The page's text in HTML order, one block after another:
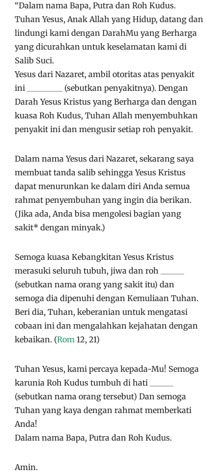
“Dalam nama Bapa, Putra dan Roh Kudus.
Tuhan Yesus, Anak Allah yang Hidup, datang dan
lindungi kami dengan DarahMu yang Berharga
yang dicurahkan untuk keselamatan kami di
Salib Suci.
Yesus dari Nazaret, ambil otoritas atas penyakit
ini _________ (sebutkan penyakitnya). Dengan
Darah Yesus Kristus yang Berharga dan dengan
kuasa Roh Kudus, Tuhan Allah menyembuhkan
penyakit ini dan mengusir setiap roh penyakit.
Dalam nama Yesus dari Nazaret, sekarang saya
membuat tanda salib sehingga Yesus Kristus
dapat menurunkan ke dalam diri Anda semua
rahmat penyembuhan yang ingin dia berikan.
(Jika ada, Anda bisa mengolesi bagian yang
sakit* dengan minyak.)
Semoga kuasa Kebangkitan Yesus Kristus
merasuki seluruh tubuh, jiwa dan roh ______
(sebutkan nama orang yang sakit itu) dan
semoga dia dipenuhi dengan Kemuliaan Tuhan.
Beri dia, Tuhan, keberanian untuk mengatasi
cobaan ini dan mengalahkan kejahatan dengan
kebaikan. (Rom 12, 21)
Tuhan Yesus, kami percaya kepada-Mu! Semoga
karunia Roh Kudus tumbuh di hati ______
(sebutkan nama orang tersebut) Dan semoga
Tuhan yang kaya dengan rahmat memberkati
Anda!
Dalam nama Bapa, Putra dan Roh Kudus.
Amin.